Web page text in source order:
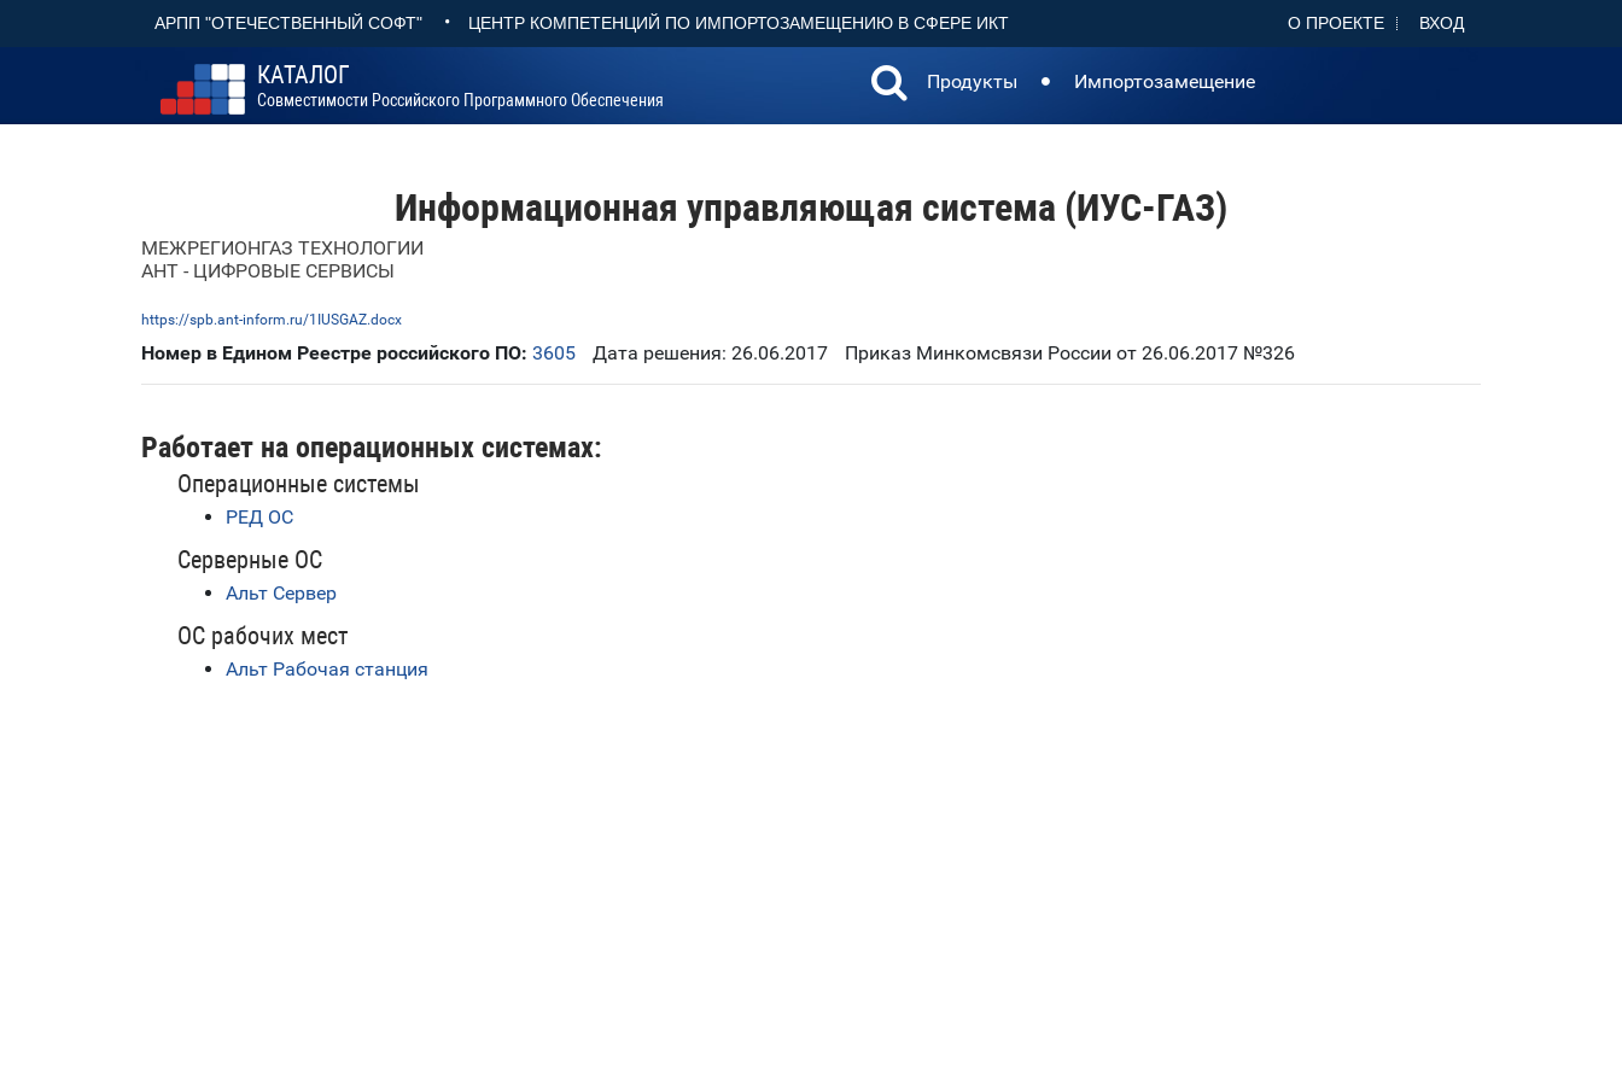
АРПП "ОТЕЧЕСТВЕННЫЙ СОФТ" • ЦЕНТР КОМПЕТЕНЦИЙ ПО ИМПОРТОЗАМЕЩЕНИЮ В СФЕРЕ ИКТ О ПРОЕКТЕ ВХОД
КАТАЛОГ
Совместимости Российского Программного Обеспечения
Продукты Импортозамещение
Информационная управляющая система (ИУС-ГАЗ)
МЕЖРЕГИОНГАЗ ТЕХНОЛОГИИ
АНТ - ЦИФРОВЫЕ СЕРВИСЫ
https://spb.ant-inform.ru/1IUSGAZ.docx
Номер в Едином Реестре российского ПО: 3605 Дата решения: 26.06.2017 Приказ Минкомсвязи России от 26.06.2017 №326
Работает на операционных системах:
Операционные системы
РЕД ОС
Серверные ОС
Альт Сервер
ОС рабочих мест
Альт Рабочая станция